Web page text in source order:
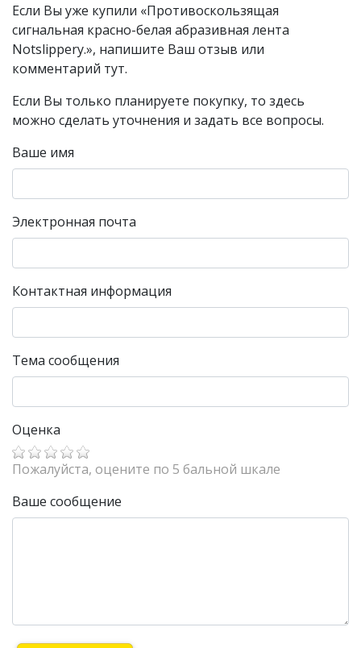
Если Вы уже купили «Противоскользящая
сигнальная красно-белая абразивная лента
Notslippery.», напишите Ваш отзыв или
комментарий тут.
Если Вы только планируете покупку, то здесь
можно сделать уточнения и задать все вопросы.
Ваше имя
Электронная почта
Контактная информация
Тема сообщения
Оценка
Пожалуйста, оцените по 5 бальной шкале
Ваше сообщение